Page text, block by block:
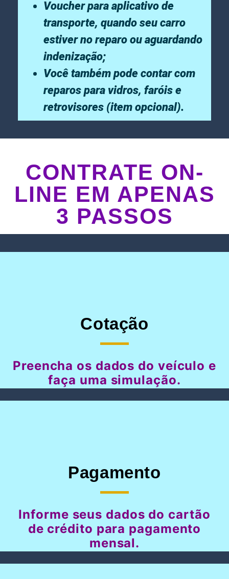
Voucher para aplicativo de
transporte, quando seu carro
estiver no reparo ou aguardando
indenização;
Você também pode contar com
reparos para vidros, faróis e
retrovisores (item opcional).
CONTRATE ON-
LINE EM APENAS
3 PASSOS
Cotação
Preencha os dados do veículo e
faça uma simulação.
Pagamento
Informe seus dados do cartão
de crédito para pagamento
mensal.